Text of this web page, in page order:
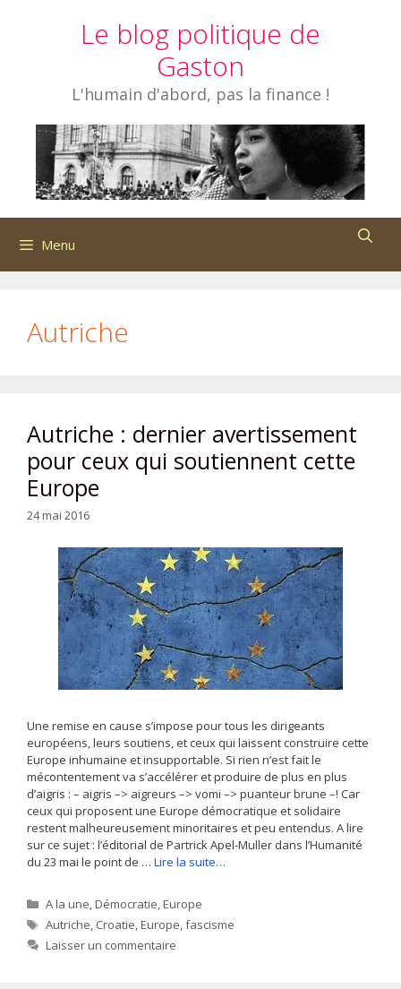
Le blog politique de
Gaston
L'humain d'abord, pas la finance !
Menu
Autriche
Autriche : dernier avertissement
pour ceux qui soutiennent cette
Europe
24 mai 2016
Une remise en cause s’impose pour tous les dirigeants
européens, leurs soutiens, et ceux qui laissent construire cette
Europe inhumaine et insupportable. Si rien n’est fait le
mécontentement va s’accélérer et produire de plus en plus
d’aigris : – aigris –> aigreurs –> vomi –> puanteur brune –! Car
ceux qui proposent une Europe démocratique et solidaire
restent malheureusement minoritaires et peu entendus. A lire
sur ce sujet : l’éditorial de Partrick Apel-Muller dans l’Humanité
du 23 mai le point de … Lire la suite…
Catégories
A la une,Démocratie,Europe
Étiquettes
Autriche, Croatie,Europe,fascisme
Laisser un commentaire